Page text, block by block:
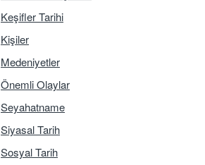
Keşifler Tarihi
Kişiler
Medeniyetler
Önemli Olaylar
Seyahatname
Siyasal Tarih
Sosyal Tarih